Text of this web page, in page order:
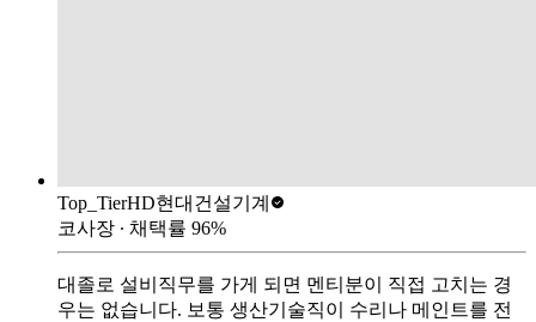
Top_TierHD현대건설기계
코사장 ∙ 채택률 96%
대졸로 설비직무를 가게 되면 멘티분이 직접 고치는 경
우는 없습니다. 보통 생산기술직이 수리나 메인트를 전